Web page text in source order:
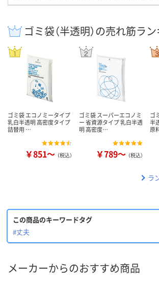
ゴミ袋（半透明）の売れ筋ラ
ゴミ袋 エコノミータイプ
乳白半透明 高密度タイプ
詰替用 …
￥851～ （税込）
ゴミ袋 スーパーエコノミ
ー 省資源タイプ 乳白半透
明 高密度…
￥789～ （税込）
ゴ
半
原
ラ
この商品のキーワードタグ
#丈夫
メーカーからのおすすめ商品